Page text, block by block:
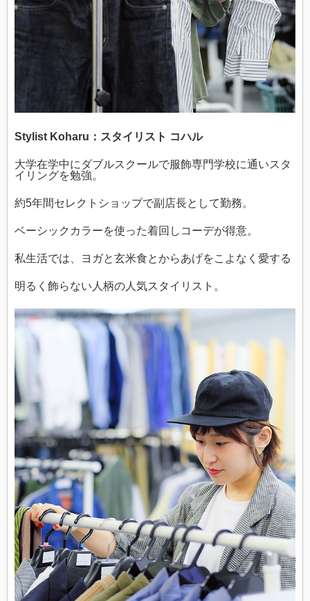
Stylist Koharu：スタイリスト コハル
大学在学中にダブルスクールで服飾専門学校に通いスタ
イリングを勉強。
約5年間セレクトショップで副店長として勤務。
ベーシックカラーを使った着回しコーデが得意。
私生活では、ヨガと玄米食とからあげをこよなく愛する
明るく飾らない人柄の人気スタイリスト。